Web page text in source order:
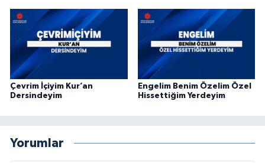
Çevrim İçiyim Kur’an
Dersindeyim
Engelim Benim Özelim Özel
Hissettiğim Yerdeyim
Yorumlar
Erzincan Müftülüğü
Erzurum Müftülüğü
Eskişehir Müftülüğü
Giresun Müftülüğü